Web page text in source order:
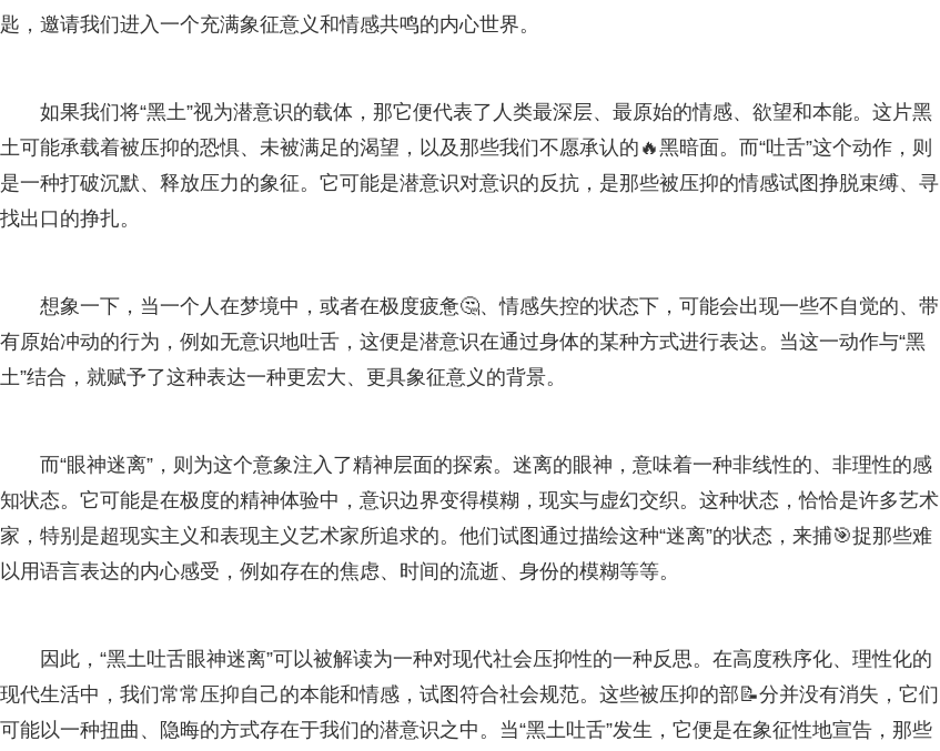
匙，邀请我们进入一个充满象征意义和情感共鸣的内心世界。
如果我们将“黑土”视为潜意识的载体，那它便代表了人类最深层、最原始的情感、欲望和本能。这片黑
土可能承载着被压抑的恐惧、未被满足的渴望，以及那些我们不愿承认的🔥黑暗面。而“吐舌”这个动作，则
是一种打破沉默、释放压力的象征。它可能是潜意识对意识的反抗，是那些被压抑的情感试图挣脱束缚、寻
找出口的挣扎。
想象一下，当一个人在梦境中，或者在极度疲惫🤔、情感失控的状态下，可能会出现一些不自觉的、带
有原始冲动的行为，例如无意识地吐舌，这便是潜意识在通过身体的某种方式进行表达。当这一动作与“黑
土”结合，就赋予了这种表达一种更宏大、更具象征意义的背景。
而“眼神迷离”，则为这个意象注入了精神层面的探索。迷离的眼神，意味着一种非线性的、非理性的感
知状态。它可能是在极度的精神体验中，意识边界变得模糊，现实与虚幻交织。这种状态，恰恰是许多艺术
家，特别是超现实主义和表现主义艺术家所追求的。他们试图通过描绘这种“迷离”的状态，来捕🎯捉那些难
以用语言表达的内心感受，例如存在的焦虑、时间的流逝、身份的模糊等等。
因此，“黑土吐舌眼神迷离”可以被解读为一种对现代社会压抑性的一种反思。在高度秩序化、理性化的
现代生活中，我们常常压抑自己的本能和情感，试图符合社会规范。这些被压抑的部📝分并没有消失，它们
可能以一种扭曲、隐晦的方式存在于我们的潜意识之中。当“黑土吐舌”发生，它便是在象征性地宣告，那些